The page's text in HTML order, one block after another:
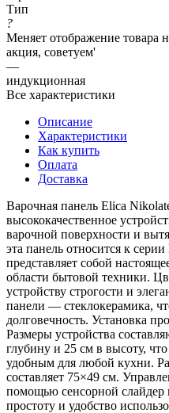
Тип
?
Меняет отображение товара
акция, советуем'
—
индукционная
Все характеристики
Описание
Характеристики
Как купить
Оплата
Доставка
Варочная панель Elica
высококачественное
варочной поверхности и
эта панель относится к
представляет собой
области бытовой техники.
устройству строгости и
панели — стеклокерамика,
долговечность. Установка
Размеры устройства
глубину и 25 см в высоту,
удобным для любой кухни.
составляет 75×49 см.
помощью сенсорной слайдер
простоту и удобство